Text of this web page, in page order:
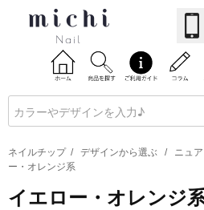
ネイルチップ / デザインから選ぶ / ニュ
ー・オレンジ系
イエロー・オレンジ